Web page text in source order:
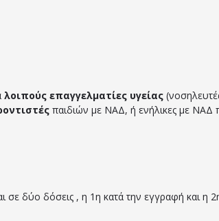
λοιπούς επαγγελματίες υγείας
παιδιών με ΝΑΔ, ή ενήλικες με ΝΑΔ
σε δύο δόσεις , η 1η κατά την εγγραφή και η